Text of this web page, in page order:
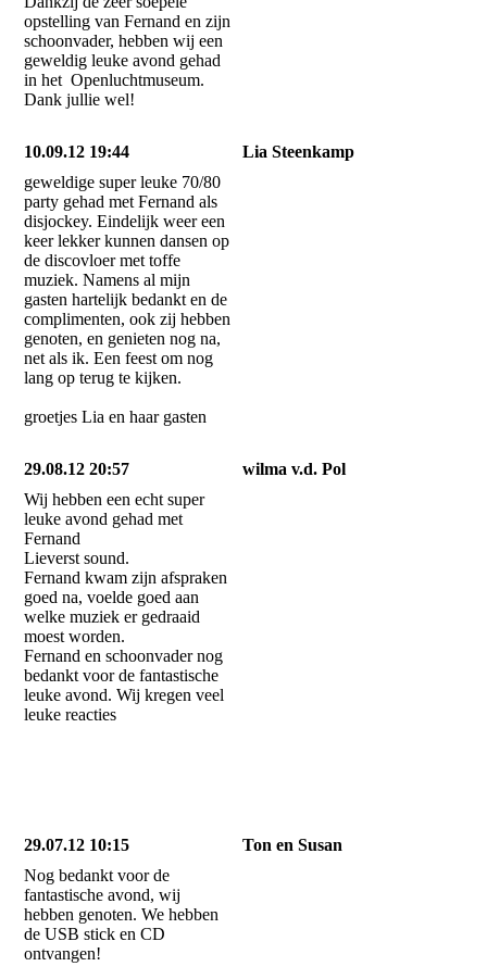
opstelling van Fernand en zijn
schoonvader, hebben wij een
geweldig leuke avond gehad
in het Openluchtmuseum.
Dank jullie wel!
10.09.12 19:44
Lia Steenkamp
geweldige super leuke 70/80
party gehad met Fernand als
disjockey. Eindelijk weer een
keer lekker kunnen dansen op
de discovloer met toffe
muziek. Namens al mijn
gasten hartelijk bedankt en de
complimenten, ook zij hebben
genoten, en genieten nog na,
net als ik. Een feest om nog
lang op terug te kijken.
groetjes Lia en haar gasten
29.08.12 20:57
wilma v.d. Pol
Wij hebben een echt super
leuke avond gehad met
Fernand
Lieverst sound.
Fernand kwam zijn afspraken
goed na, voelde goed aan
welke muziek er gedraaid
moest worden.
Fernand en schoonvader nog
bedankt voor de fantastische
leuke avond. Wij kregen veel
leuke reacties
29.07.12 10:15
Ton en Susan
Nog bedankt voor de
fantastische avond, wij
hebben genoten. We hebben
de USB stick en CD
ontvangen!